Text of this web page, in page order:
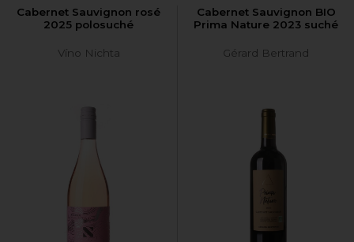
Cabernet Sauvignon rosé
2025 polosuché
Víno Nichta
Cabernet Sauvignon BIO
Prima Nature 2023 suché
Gérard Bertrand